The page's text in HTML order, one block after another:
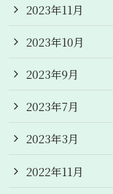
2023年11月
2023年10月
2023年9月
2023年7月
2023年3月
2022年11月